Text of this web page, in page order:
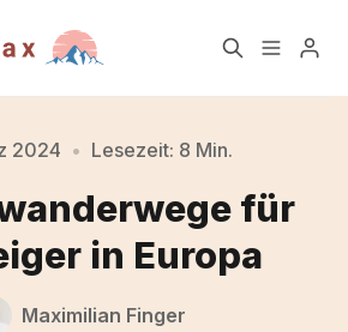
Über mich
2024 • Lesezeit: 8 Min.
für
in Europa
Maximilian Finger